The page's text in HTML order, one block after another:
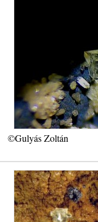
©Gulyás Zoltán